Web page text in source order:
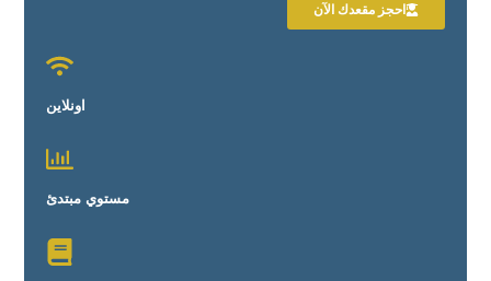
احجز مقعدك الآن
اونلاين
مستوي مبتدئ